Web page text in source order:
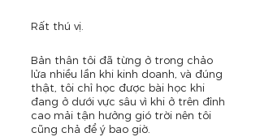
Rất thú vị.
Bản thân tôi đã từng ở trong chảo
lửa nhiều lần khi kinh doanh, và đúng
thật, tôi chỉ học được bài học khi
đang ở dưới vực sâu vì khi ở trên đỉnh
cao mải tận hưởng gió trời nên tôi
cũng chả để ý bao giờ.